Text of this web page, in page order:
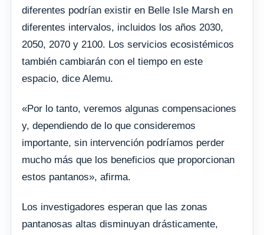
diferentes podrían existir en Belle Isle Marsh en
diferentes intervalos, incluidos los años 2030,
2050, 2070 y 2100. Los servicios ecosistémicos
también cambiarán con el tiempo en este
espacio, dice Alemu.
«Por lo tanto, veremos algunas compensaciones
y, dependiendo de lo que consideremos
importante, sin intervención podríamos perder
mucho más que los beneficios que proporcionan
estos pantanos», afirma.
Los investigadores esperan que las zonas
pantanosas altas disminuyan drásticamente,